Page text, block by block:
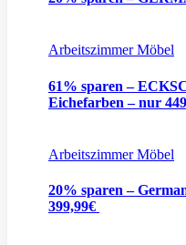
Arbeitszimmer Möbel
61% sparen –
Eichefarben – nur
Arbeitszimmer Möbel
20% sparen –
399,99€